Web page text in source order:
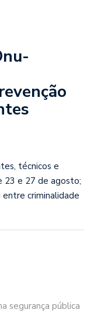
técnicos e
23 e 27 de agosto;
criminalidade
segurança pública